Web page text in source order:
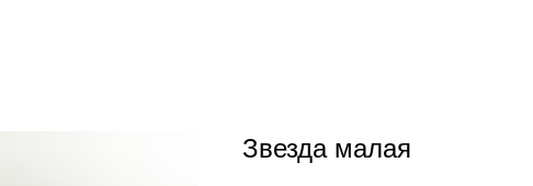
Звезда малая